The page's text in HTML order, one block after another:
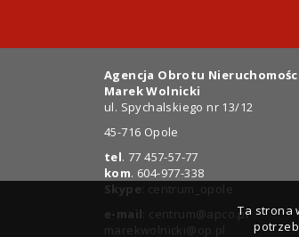
Agencja Obrotu
Marek Wolnicki
ul. Spychalskiego nr 13/12
45-716 Opole
tel. 77 457-57-77
kom. 604-977-338
Skype : centrum_opole
e-mail centrum@apco.pl
marekwolnicki@op.pl
Ta strona